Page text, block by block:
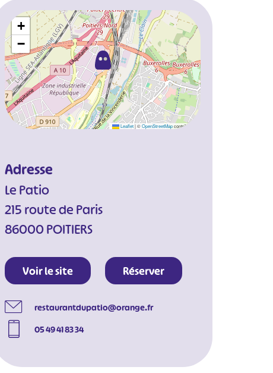
+
−
Leaflet|©OpenStreetMapcontributors
Adresse
Le Patio
215 route de Paris
86000 POITIERS
Voir le site Réserver
restaurantdupatio@orange.fr
05 49 41 83 34